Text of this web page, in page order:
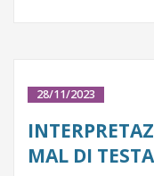
28/11/2023
MAL DI TESTA